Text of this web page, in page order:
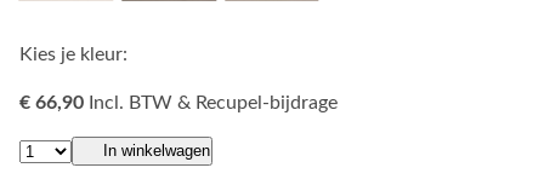
Kies je kleur:
€ 66,90 Incl. BTW & Recupel-bijdrage
In winkelwagen